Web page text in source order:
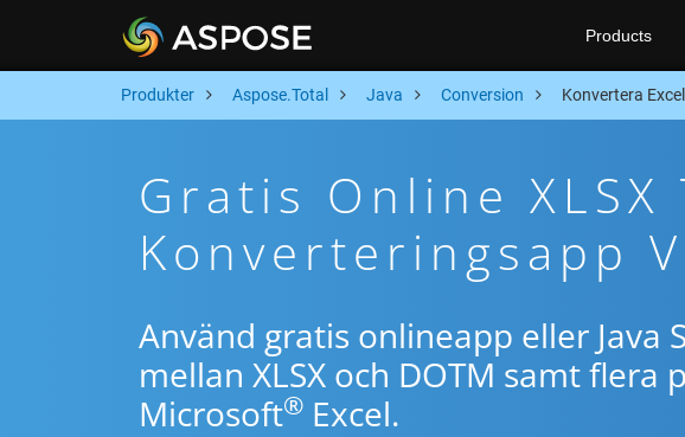
Products
Produkter Aspose.Total Java Conversion Konvertera
Gratis Online XLSX
Konverteringsapp
Använd gratis onlineapp eller Java
mellan XLSX och DOTM samt
Microsoft® Excel.